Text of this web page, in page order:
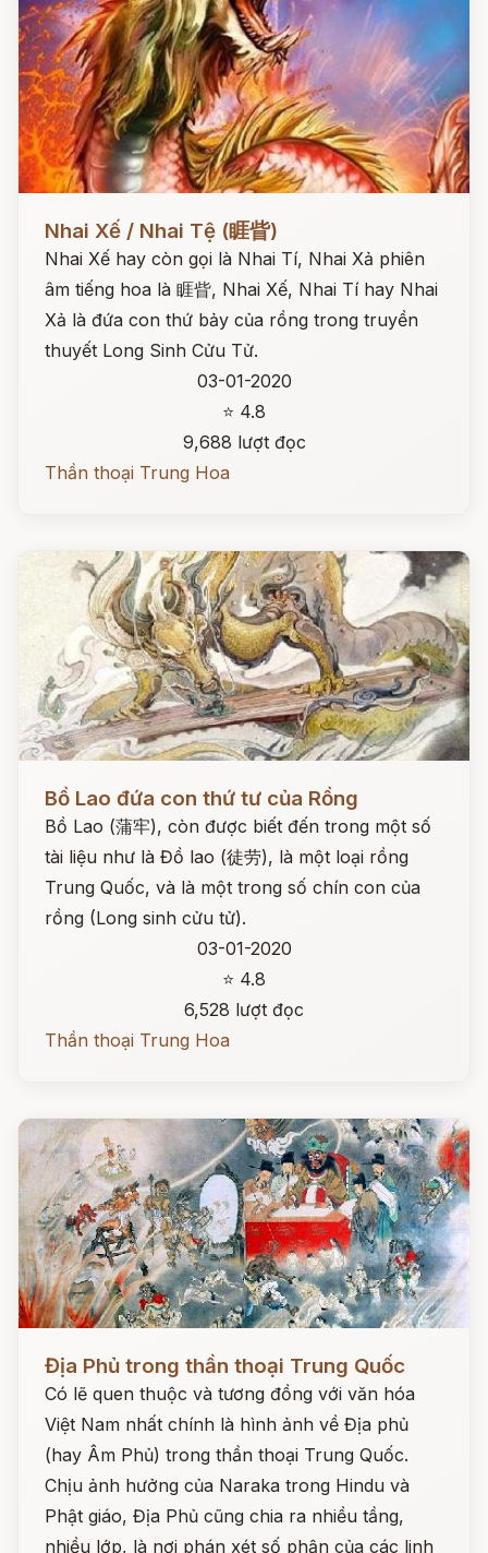
Nhai Xế / Nhai Tệ (睚眥)
Nhai Xế hay còn gọi là Nhai Tí, Nhai Xả phiên
âm tiếng hoa là 睚眥, Nhai Xế, Nhai Tí hay Nhai
Xả là đứa con thứ bảy của rồng trong truyền
thuyết Long Sinh Cửu Tử.
03-01-2020
⭐ 4.8
9,688 lượt đọc
Thần thoại Trung Hoa
Đọc ngay
Bồ Lao đứa con thứ tư của Rồng
Bồ Lao (蒲牢), còn được biết đến trong một số
tài liệu như là Đồ lao (徒劳), là một loại rồng
Trung Quốc, và là một trong số chín con của
rồng (Long sinh cửu tử).
03-01-2020
⭐ 4.8
6,528 lượt đọc
Thần thoại Trung Hoa
Địa Phủ trong thần thoại Trung Quốc
Có lẽ quen thuộc và tương đồng với văn hóa
Việt Nam nhất chính là hình ảnh về Địa phủ
(hay Âm Phủ) trong thần thoại Trung Quốc.
Chịu ảnh hưởng của Naraka trong Hindu và
Phật giáo, Địa Phủ cũng chia ra nhiều tầng,
nhiều lớp, là nơi phán xét số phận của các linh